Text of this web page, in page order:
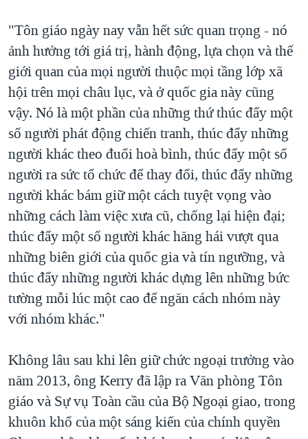
"Tôn giáo ngày nay vẫn hết sức quan trọng - nó
ảnh hưởng tới giá trị, hành động, lựa chọn và thế
giới quan của mọi người thuộc mọi tầng lớp xã
hội trên mọi châu lục, và ở quốc gia này cũng
vậy. Nó là một phần của những thứ thúc đẩy một
số người phát động chiến tranh, thúc đẩy những
người khác theo đuổi hoà bình, thúc đẩy một số
người ra sức tổ chức để thay đổi, thúc đẩy những
người khác bám giữ một cách tuyệt vọng vào
những cách làm việc xưa cũ, chống lại hiện đại;
thúc đẩy một số người khác hăng hái vượt qua
những biên giới của quốc gia và tín ngưỡng, và
thúc đẩy những người khác dựng lên những bức
tường mỗi lúc một cao để ngăn cách nhóm này
với nhóm khác."
Không lâu sau khi lên giữ chức ngoại trưởng vào
năm 2013, ông Kerry đã lập ra Văn phòng Tôn
giáo và Sự vụ Toàn cầu của Bộ Ngoại giao, trong
khuôn khổ của một sáng kiến của chính quyền